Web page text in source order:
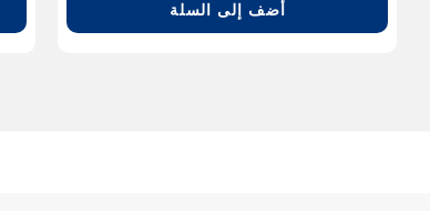
أضف إلى السلة